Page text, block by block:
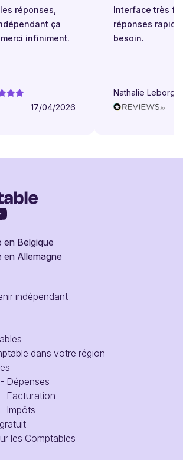
réponses,
ça
infiniment.
17/04/2026
Interface très
réponses
besoin.
Nathalie Leborgne
Belgique
Allemagne
indépendant
dans votre région
Dépenses
Facturation
Impôts
les Comptables